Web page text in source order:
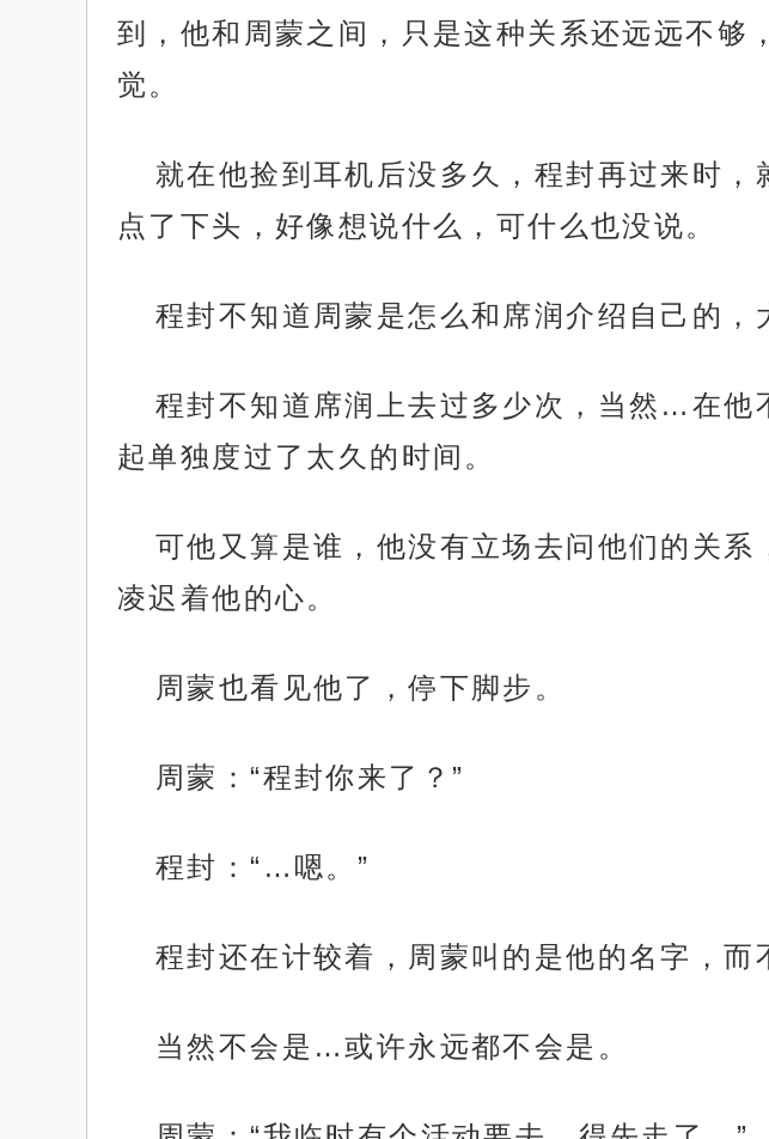
到，他和周蒙之间，只是这种关系还远远不够
觉。
就在他捡到耳机后没多久，程封再过来时
点了下头，好像想说什么，可什么也没说。
程封不知道周蒙是怎么和席润介绍自己的，
程封不知道席润上去过多少次，当然…在他
起单独度过了太久的时间。
可他又算是谁，他没有立场去问他们的关
凌迟着他的心。
周蒙也看见他了，停下脚步。
周蒙：“程封你来了？”
程封：“…嗯。”
程封还在计较着，周蒙叫的是他的名字，而
当然不会是…或许永远都不会是。